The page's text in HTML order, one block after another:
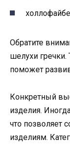
Обратите
шелухи гречки.
поможет
Конкретный
изделия.
что позволяет
изделиям.